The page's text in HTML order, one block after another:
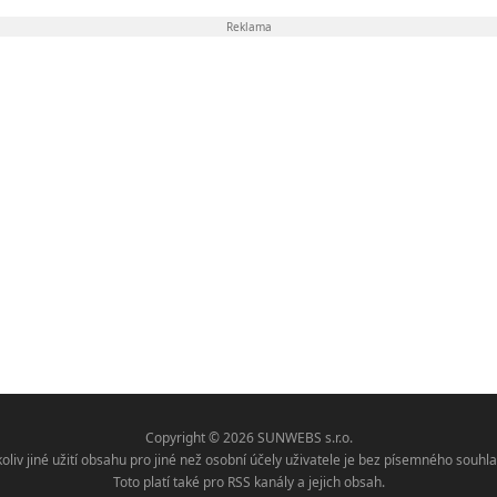
Reklama
Copyright © 2026 SUNWEBS s.r.o.
jiné užití obsahu pro jiné než osobní účely uživatele je bez písemného
Toto platí také pro RSS kanály a jejich obsah.